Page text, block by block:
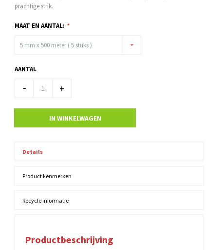
prachtige strik.
MAAT EN AANTAL: *
5 mm x 500 meter ( 5 stuks )
AANTAL
- +
IN WINKELWAGEN
Details
Product kenmerken
Recycle informatie
Productbeschrijving